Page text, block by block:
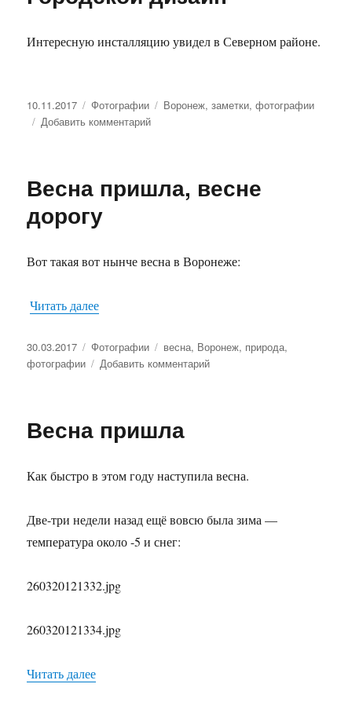
Интересную инсталляцию увидел в Северном районе.
Опубликовано
10.11.2017 Рубрики
Фотографии Метки
Воронеж,заметки,фотографии
Добавить комментарий
Весна пришла, весне
дорогу
Вот такая вот нынче весна в Воронеже:
Читать далее
Опубликовано
30.03.2017 Рубрики
Фотографии Метки
весна, Воронеж, природа,
фотографии
Добавить комментарий
Весна пришла
Как быстро в этом году наступила весна.
Две-три недели назад ещё вовсю была зима —
температура около -5 и снег:
260320121332.jpg
260320121334.jpg
Читать далее